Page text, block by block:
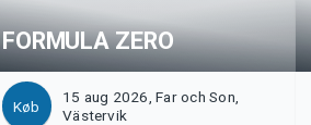
FORMULA ZERO
Køb
15 aug 2026, Far och Son,
Västervik